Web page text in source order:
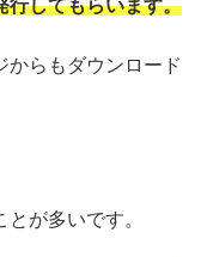
行してもらいます。
からもダウンロード
が多いです。